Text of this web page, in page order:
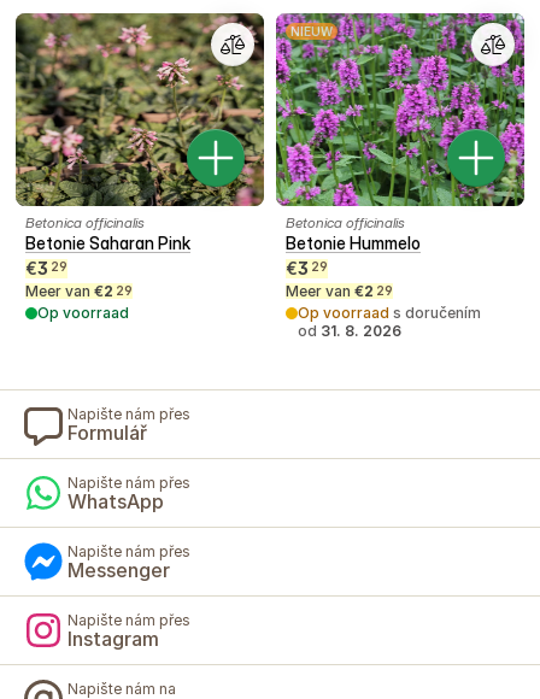
Betonica officinalis
Betonie Saharan Pink
€3 29
Meer van €2 29
Op voorraad
NIEUW
Betonica officinalis
Betonie Hummelo
€3 29
Meer van €2 29
Op voorraad s doručením
od 31. 8. 2026
Napište nám přes
Formulář
Napište nám přes
WhatsApp
Napište nám přes
Messenger
Napište nám přes
Instagram
Napište nám na